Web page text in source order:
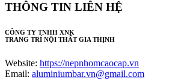
THÔNG TIN LIÊN HỆ
CÔNG TY TNHH XNK
TRANG TRÍ NỘI THẤT GIA THỊNH
Website: https://nepnhomcaocap.vn
Email: aluminiumbar.vn@gmail.com